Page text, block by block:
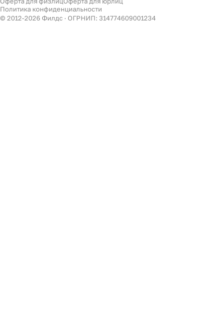
Филдс в Дзене ↗
Декор
© 2012-2026 Филдс · ОГРНИП: 314774609001234
Политика конфиденциальности